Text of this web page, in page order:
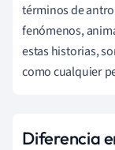
términos de
fenómenos,
estas historias,
como cualquier
Diferencia